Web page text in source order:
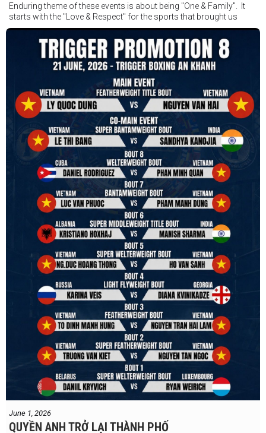
Enduring theme of these events is about being "One & Family". It
starts with the "Love & Respect" for the sports that brought us
together. To help each other get better, to share experiences, and
remembering that it is all about protecting the safety of the boxers
in and out of the ring. It is not about power over them but rather
power to serve, guide, advice, and respect the path they chose. We
strive to make it a little smoother and safer.
VBO is pleased to welcome
Vietnam Boxing Federation - VBF
to join the convention in the organizing committee. We are joining
hands to restart professional boxing in Vietnam. Stay stuned.
We will release more photos once IBF has had the chance to
review them and release it officially.
#ibfconvention
#grandhotram
#professionalboxing
#41stibfconvention
June 1, 2026
QUYỀN ANH TRỞ LẠI THÀNH PHỐ